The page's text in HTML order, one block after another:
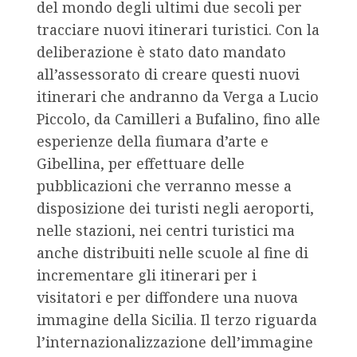
del mondo degli ultimi due secoli per
tracciare nuovi itinerari turistici. Con la
deliberazione è stato dato mandato
all’assessorato di creare questi nuovi
itinerari che andranno da Verga a Lucio
Piccolo, da Camilleri a Bufalino, fino alle
esperienze della fiumara d’arte e
Gibellina, per effettuare delle
pubblicazioni che verranno messe a
disposizione dei turisti negli aeroporti,
nelle stazioni, nei centri turistici ma
anche distribuiti nelle scuole al fine di
incrementare gli itinerari per i
visitatori e per diffondere una nuova
immagine della Sicilia. Il terzo riguarda
l’internazionalizzazione dell’immagine